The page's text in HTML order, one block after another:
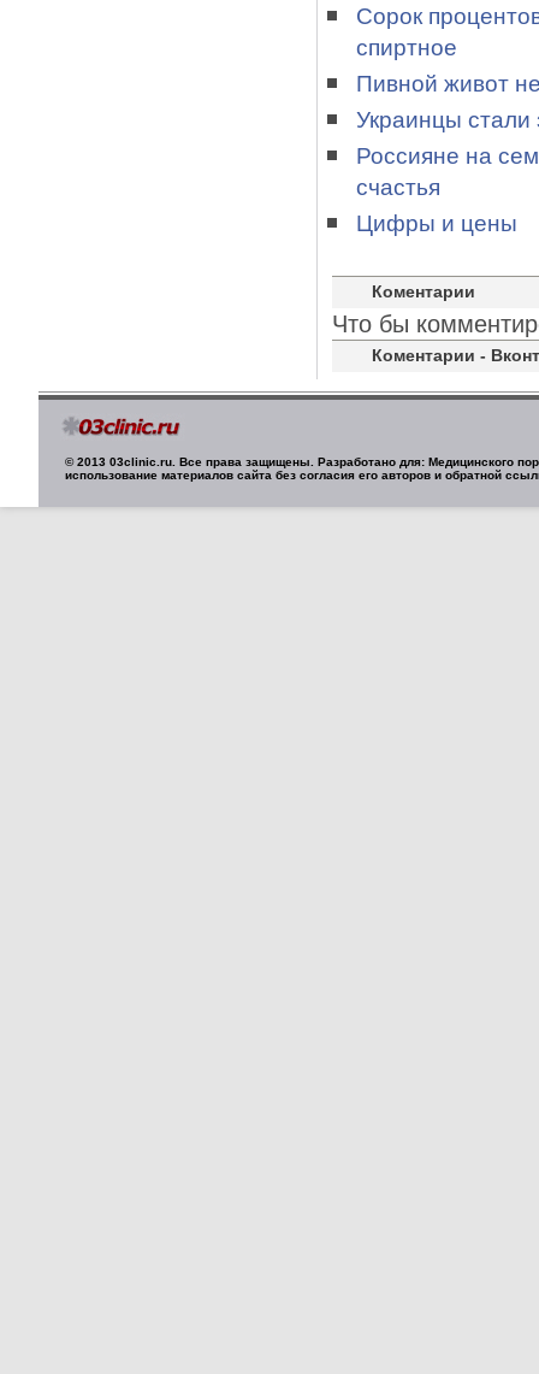
Сорок
спиртное
Пивной живот
Украинцы стали
Россияне на
счастья
Цифры и цены
Коментарии
Что бы
Коментарии -
© 2013 03clinic.ru. Все права защищены. Разработано для: Медицинского
использование материалов сайта без согласия его авторов и обратной